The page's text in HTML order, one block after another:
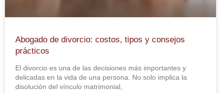
Abogado de divorcio: costos, tipos y consejos
prácticos
El divorcio es una de las decisiones más importantes y
delicadas en la vida de una persona. No solo implica la
disolución del vínculo matrimonial,